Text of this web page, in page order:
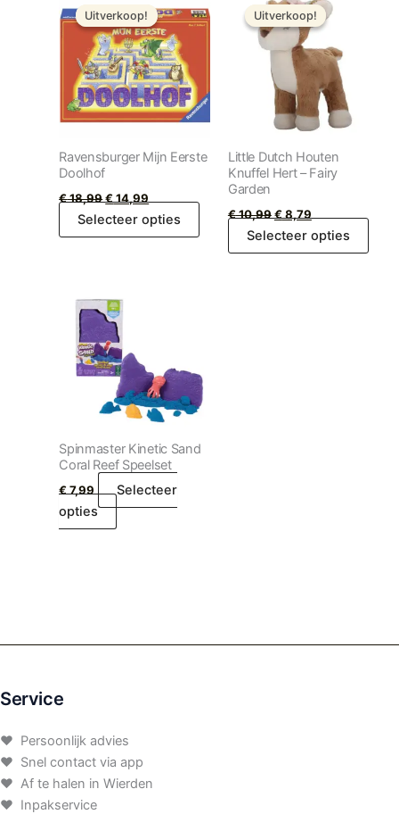
Uitverkoop!
Uitverkoop!
Ravensburger Mijn Eerste
Doolhof
€18,99
prijs
was:
€ 18,99.
€14,99
prijs
is:
€ 14,99.
Selecteer opties
Uitverkoop!
Uitverkoop!
Little Dutch Houten
Knuffel Hert – Fairy
Garden
€10,99
prijs
was:
€ 10,99.
€8,79
prijs
is:
Selecteer opties
Spinmaster Kinetic Sand
Coral Reef Speelset
€7,99
Selecteer
opties
Service
♥ Persoonlijk advies
♥ Snel contact via app
♥ Af te halen in Wierden
♥ Inpakservice